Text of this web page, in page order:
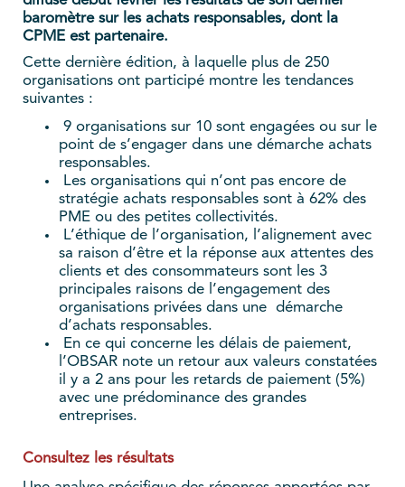
baromètre sur les achats responsables, dont la
CPME est partenaire.
Cette dernière édition, à laquelle plus de 250
organisations ont participé montre les tendances
suivantes :
9 organisations sur 10 sont engagées ou sur le
point de s’engager dans une démarche achats
responsables.
Les organisations qui n’ont pas encore de
stratégie achats responsables sont à 62% des
PME ou des petites collectivités.
L’éthique de l’organisation, l’alignement avec
sa raison d’être et la réponse aux attentes des
clients et des consommateurs sont les 3
principales raisons de l’engagement des
organisations privées dans une démarche
d’achats responsables.
En ce qui concerne les délais de paiement,
l’OBSAR note un retour aux valeurs constatées
il y a 2 ans pour les retards de paiement (5%)
avec une prédominance des grandes
entreprises.
Consultez les résultats